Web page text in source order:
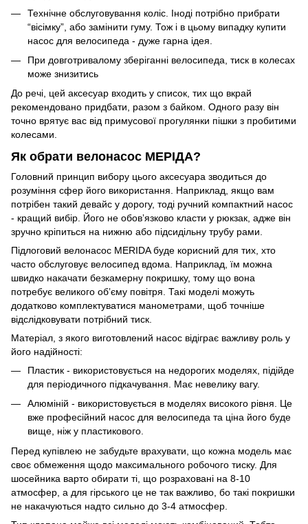
Технічне обслуговування коліс. Іноді потрібно прибрати
“вісімку”, або замінити гуму. Тож і в цьому випадку купити
насос для велосипеда - дуже гарна ідея.
При довготривалому зберіганні велосипеда, тиск в колесах
може знизитись
До речі, цей аксесуар входить у список, тих що вкрай
рекомендовано придбати, разом з байком. Одного разу він
точно врятує вас від примусової прогулянки пішки з пробитими
колесами.
Як обрати велонасос МЕРІДА?
Головний принцип вибору цього аксесуара зводиться до
розуміння сфер його використання. Наприклад, якщо вам
потрібен такий девайс у дорогу, тоді ручний компактний насос
- кращий вибір. Його не обовʼязково класти у рюкзак, адже він
зручно кріпиться на нижню або підсидільну трубу рами.
Підлоговий велонасос MERIDA буде корисний для тих, хто
часто обслуговує велосипед вдома. Наприклад, їм можна
швидко накачати безкамерну покришку, тому що вона
потребує великого обʼєму повітря. Такі моделі можуть
додатково комплектуватися манометрами, щоб точніше
відслідковувати потрібний тиск.
Матеріал, з якого виготовлений насос відіграє важливу роль у
його надійності:
Пластик - використовується на недорогих моделях, підійде
для періодичного підкачування. Має невелику вагу.
Алюміній - використовується в моделях високого рівня. Це
вже професійний насос для велосипеда та ціна його буде
вище, ніж у пластикового.
Перед купівлею не забудьте врахувати, що кожна модель має
своє обмеження щодо максимального робочого тиску. Для
шосейника варто обирати ті, що розраховані на 8-10
атмосфер, а для гірського це не так важливо, бо такі покришки
не накачуються надто сильно до 3-4 атмосфер.